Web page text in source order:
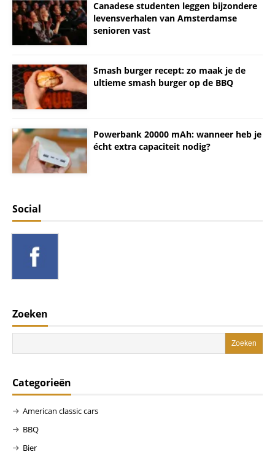
Canadese studenten leggen bijzondere
levensverhalen van Amsterdamse
senioren vast
Smash burger recept: zo maak je de
ultieme smash burger op de BBQ
Powerbank 20000 mAh: wanneer heb je
écht extra capaciteit nodig?
Social
Zoeken
Categorieën
American classic cars
BBQ
Bier